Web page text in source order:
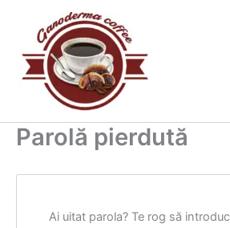
content
Parolă pierdută
Ai uitat parola? Te rog să